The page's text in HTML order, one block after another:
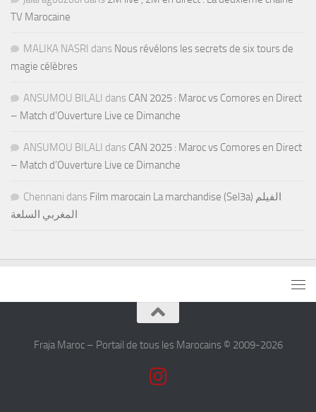
TV Marocaine
MALIKA NASRI dans Nous révélons les secrets de six tours de
magie célèbres
ANSUMOU BILALI dans CAN 2025 : Maroc vs Comores en Direct
– Match d’Ouverture Live ce Dimanche
ANSUMOU BILALI dans CAN 2025 : Maroc vs Comores en Direct
– Match d’Ouverture Live ce Dimanche
Chennani dans Film marocain La marchandise (Sel3a) الفيلم
المغربي السلعة
Fraja Maroc – Portail de tous les Marocains © 2009-2026